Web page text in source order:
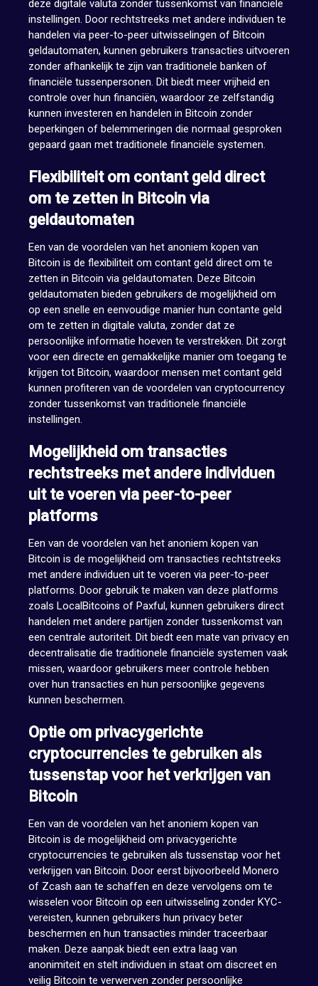
deze digitale valuta zonder tussenkomst van financiële
instellingen. Door rechtstreeks met andere individuen te
handelen via peer-to-peer uitwisselingen of Bitcoin
geldautomaten, kunnen gebruikers transacties uitvoeren
zonder afhankelijk te zijn van traditionele banken of
financiële tussenpersonen. Dit biedt meer vrijheid en
controle over hun financiën, waardoor ze zelfstandig
kunnen investeren en handelen in Bitcoin zonder
beperkingen of belemmeringen die normaal gesproken
gepaard gaan met traditionele financiële systemen.
Flexibiliteit om contant geld direct
om te zetten in Bitcoin via
geldautomaten
Een van de voordelen van het anoniem kopen van
Bitcoin is de flexibiliteit om contant geld direct om te
zetten in Bitcoin via geldautomaten. Deze Bitcoin
geldautomaten bieden gebruikers de mogelijkheid om
op een snelle en eenvoudige manier hun contante geld
om te zetten in digitale valuta, zonder dat ze
persoonlijke informatie hoeven te verstrekken. Dit zorgt
voor een directe en gemakkelijke manier om toegang te
krijgen tot Bitcoin, waardoor mensen met contant geld
kunnen profiteren van de voordelen van cryptocurrency
zonder tussenkomst van traditionele financiële
instellingen.
Mogelijkheid om transacties
rechtstreeks met andere individuen
uit te voeren via peer-to-peer
platforms
Een van de voordelen van het anoniem kopen van
Bitcoin is de mogelijkheid om transacties rechtstreeks
met andere individuen uit te voeren via peer-to-peer
platforms. Door gebruik te maken van deze platforms
zoals LocalBitcoins of Paxful, kunnen gebruikers direct
handelen met andere partijen zonder tussenkomst van
een centrale autoriteit. Dit biedt een mate van privacy en
decentralisatie die traditionele financiële systemen vaak
missen, waardoor gebruikers meer controle hebben
over hun transacties en hun persoonlijke gegevens
kunnen beschermen.
Optie om privacygerichte
cryptocurrencies te gebruiken als
tussenstap voor het verkrijgen van
Bitcoin
Een van de voordelen van het anoniem kopen van
Bitcoin is de mogelijkheid om privacygerichte
cryptocurrencies te gebruiken als tussenstap voor het
verkrijgen van Bitcoin. Door eerst bijvoorbeeld Monero
of Zcash aan te schaffen en deze vervolgens om te
wisselen voor Bitcoin op een uitwisseling zonder KYC-
vereisten, kunnen gebruikers hun privacy beter
beschermen en hun transacties minder traceerbaar
maken. Deze aanpak biedt een extra laag van
anonimiteit en stelt individuen in staat om discreet en
veilig Bitcoin te verwerven zonder persoonlijke